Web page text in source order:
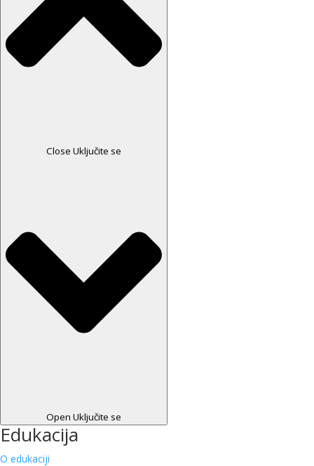
Close Uključite se
Open Uključite se
Edukacija
O edukaciji